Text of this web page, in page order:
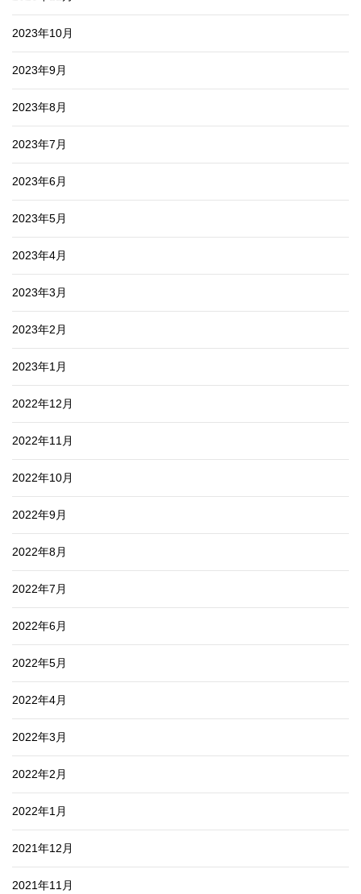
2023年10月
2023年9月
2023年8月
2023年7月
2023年6月
2023年5月
2023年4月
2023年3月
2023年2月
2023年1月
2022年12月
2022年11月
2022年10月
2022年9月
2022年8月
2022年7月
2022年6月
2022年5月
2022年4月
2022年3月
2022年2月
2022年1月
2021年12月
2021年11月